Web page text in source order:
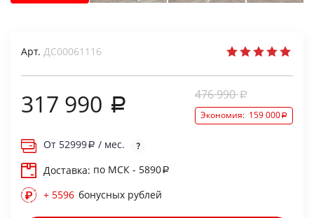
Арт. ДС00061116
317 990 476 990
Экономия: 159 000
От 52999
/ мес.
Доставка: по МСК - 5890
+ 5596 бонусных рублей